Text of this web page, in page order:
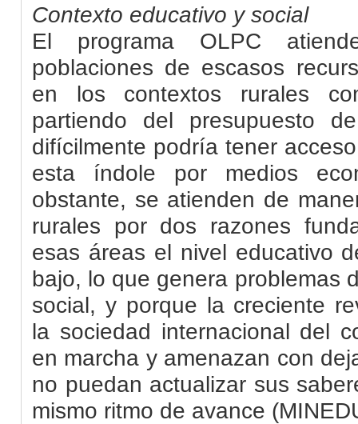
Contexto educativo y social
El programa OLPC
poblaciones de escasos
en los contextos rurales
partiendo del presupuesto
difícilmente podría tener
esta índole por medios
obstante, se atienden de
rurales por dos razones
esas áreas el nivel educativo
bajo, lo que genera problemas
social, y porque la creciente
la sociedad internacional del
en marcha y amenazan con
no puedan actualizar sus
mismo ritmo de avance